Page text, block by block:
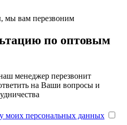
мы вам перезвоним
по оптовым
менеджер перезвонит
на Ваши вопросы и
моих персональных данных